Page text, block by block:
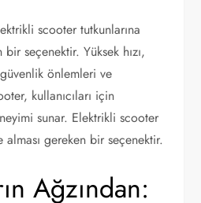
scooter tutkunlarına
seçenektir. Yüksek hızı,
güvenlik önlemleri ve
kullanıcıları için
sunar. Elektrikli scooter
gereken bir seçenektir.
Ağzından: